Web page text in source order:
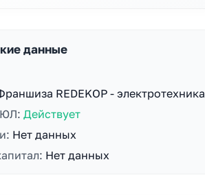
данные
REDEKOP - электротехника
Действует
Нет данных
Нет данных